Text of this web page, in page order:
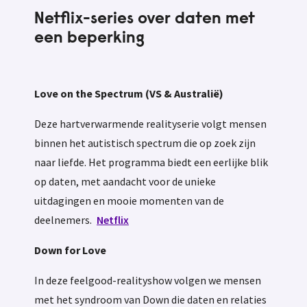
Netflix-series over daten met
een beperking
Love on the Spectrum (VS & Australië)
Deze hartverwarmende realityserie volgt mensen
binnen het autistisch spectrum die op zoek zijn
naar liefde. Het programma biedt een eerlijke blik
op daten, met aandacht voor de unieke
uitdagingen en mooie momenten van de
deelnemers. Netflix
Down for Love
In deze feelgood-realityshow volgen we mensen
met het syndroom van Down die daten en relaties